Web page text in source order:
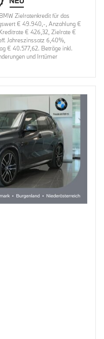
Zielratenkredit für das
€ 49.940,-, Anzahlung €
€ 426,32, Zielrate €
Jahreszinssatz 6,40%,
€ 40.577,62. Beträge inkl.
und Irrtümer